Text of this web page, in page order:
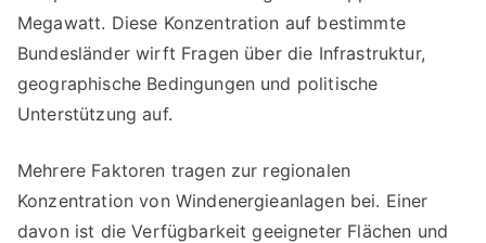
Megawatt. Diese Konzentration auf bestimmte
Bundesländer wirft Fragen über die Infrastruktur,
geographische Bedingungen und politische
Unterstützung auf.
Mehrere Faktoren tragen zur regionalen
Konzentration von Windenergieanlagen bei. Einer
davon ist die Verfügbarkeit geeigneter Flächen und